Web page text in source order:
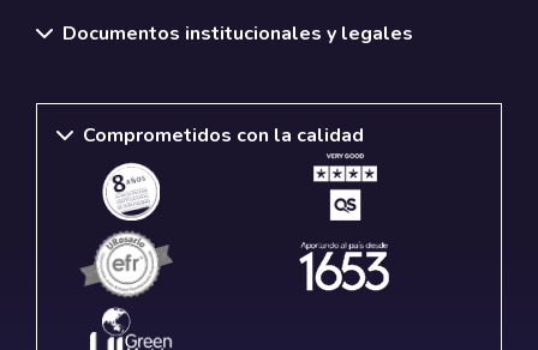
Documentos institucionales y legales
Comprometidos con la calidad